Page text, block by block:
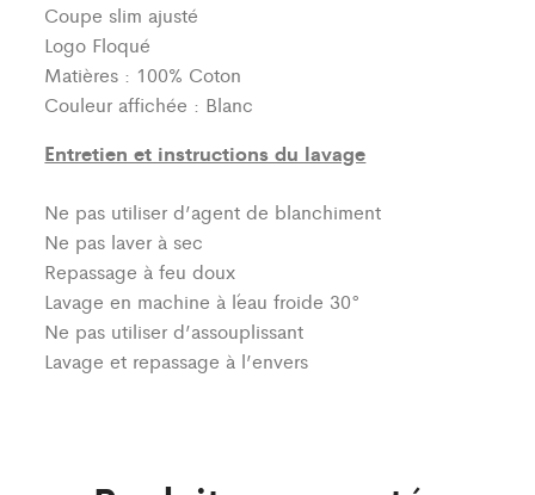
Coupe slim ajusté
Logo Floqué
Matières : 100% Coton
Couleur affichée : Blanc
Entretien et instructions du lavage
Ne pas utiliser d’agent de blanchiment
Ne pas laver à sec
Repassage à feu doux
Lavage en machine à l´eau froide 30°
Ne pas utiliser d’assouplissant
Lavage et repassage à l’envers